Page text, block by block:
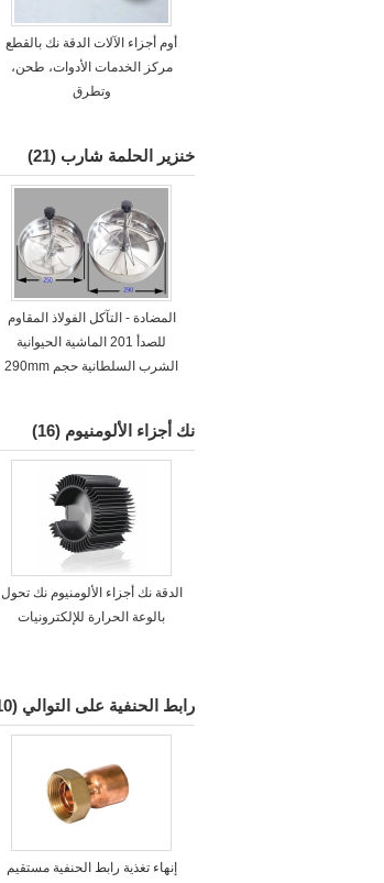
أوم أجزاء الآلات الدقة نك بالقطع
مركز الخدمات الأدوات، طحن،
وتطرق
خنزير الحلمة شارب (21)
المضادة - التآكل الفولاذ المقاوم
للصدأ 201 الماشية الحيوانية
الشرب السلطانية حجم 290mm
نك أجزاء الألومنيوم (16)
الدقة نك أجزاء الألومنيوم نك تحول
بالوعة الحرارة للإلكترونيات
رابط الحنفية على التوالي (10)
إنهاء تغذية رابط الحنفية مستقيم